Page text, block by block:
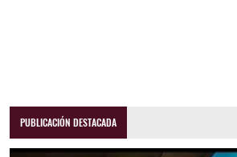
PUBLICACIÓN DESTACADA